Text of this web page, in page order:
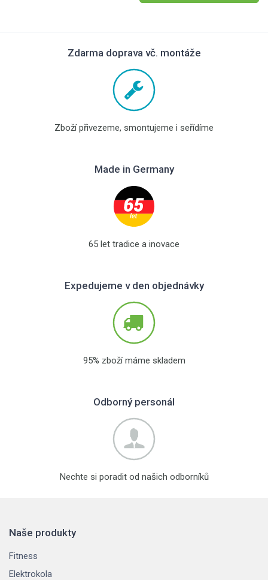
Zdarma doprava vč. montáže
Zboží přivezeme, smontujeme i seřídíme
Made in Germany
65 let tradice a inovace
Expedujeme v den objednávky
95% zboží máme skladem
Odborný personál
Nechte si poradit od našich odborníků
Naše produkty
Fitness
Elektrokola